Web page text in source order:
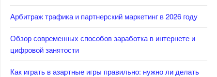
Арбитраж трафика и партнерский маркетинг в 2026 году
Обзор современных способов заработка в интернете и
цифровой занятости
Как играть в азартные игры правильно: нужно ли делать